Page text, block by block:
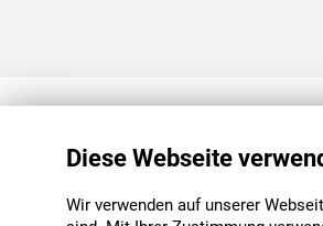
Diese Webseite
Wir verwenden auf unserer